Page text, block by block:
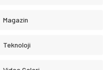
Magazin
Teknoloji